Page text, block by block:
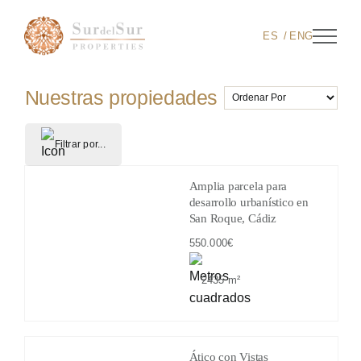
content
ES ENG
Nuestras propiedades
Filtrar por...
Amplia parcela para
desarrollo urbanístico en
San Roque, Cádiz
2435 m²
550.000€
Ático con Vistas